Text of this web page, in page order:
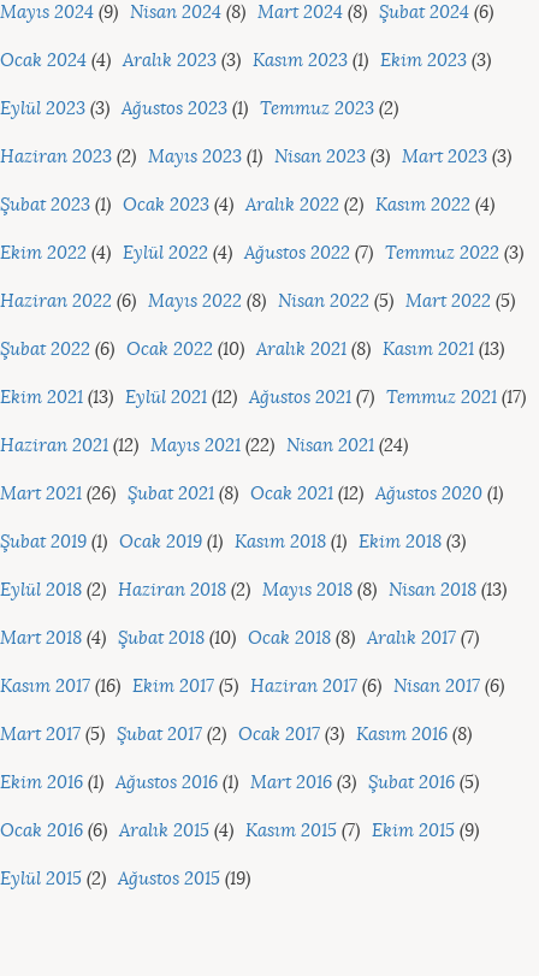
Mayıs 2024 (9) Nisan 2024 (8) Mart 2024 (8) Şubat 2024 (6)
Ocak 2024 (4) Aralık 2023 (3) Kasım 2023 (1) Ekim 2023 (3)
Eylül 2023 (3) Ağustos 2023 (1) Temmuz 2023 (2)
Haziran 2023 (2) Mayıs 2023 (1) Nisan 2023 (3) Mart 2023 (3)
Şubat 2023 (1) Ocak 2023 (4) Aralık 2022 (2) Kasım 2022 (4)
Ekim 2022 (4) Eylül 2022 (4) Ağustos 2022 (7) Temmuz 2022 (3)
Haziran 2022 (6) Mayıs 2022 (8) Nisan 2022 (5) Mart 2022 (5)
Şubat 2022 (6) Ocak 2022 (10) Aralık 2021 (8) Kasım 2021 (13)
Ekim 2021 (13) Eylül 2021 (12) Ağustos 2021 (7) Temmuz 2021 (17)
Haziran 2021 (12) Mayıs 2021 (22) Nisan 2021 (24)
Mart 2021 (26) Şubat 2021 (8) Ocak 2021 (12) Ağustos 2020 (1)
Şubat 2019 (1) Ocak 2019 (1) Kasım 2018 (1) Ekim 2018 (3)
Eylül 2018 (2) Haziran 2018 (2) Mayıs 2018 (8) Nisan 2018 (13)
Mart 2018 (4) Şubat 2018 (10) Ocak 2018 (8) Aralık 2017 (7)
Kasım 2017 (16) Ekim 2017 (5) Haziran 2017 (6) Nisan 2017 (6)
Mart 2017 (5) Şubat 2017 (2) Ocak 2017 (3) Kasım 2016 (8)
Ekim 2016 (1) Ağustos 2016 (1) Mart 2016 (3) Şubat 2016 (5)
Ocak 2016 (6) Aralık 2015 (4) Kasım 2015 (7) Ekim 2015 (9)
Eylül 2015 (2) Ağustos 2015 (19)